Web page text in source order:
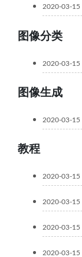
2020-03-15
图像分类
2020-03-15
图像生成
2020-03-15
教程
2020-03-15
2020-03-15
2020-03-15
2020-03-15